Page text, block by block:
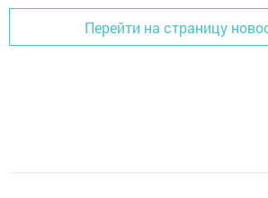
Перейти на страницу